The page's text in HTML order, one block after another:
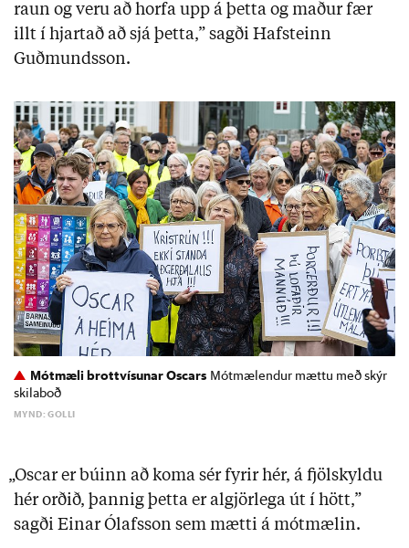
raun og veru að horfa upp á þetta og maður fær
illt í hjartað að sjá þetta,” sagði Hafsteinn
Guðmundsson.
Mótmæli brottvísunar Oscars Mótmælendur mættu með skýr
skilaboð
MYND: GOLLI
„Oscar er búinn að koma sér fyrir hér, á fjölskyldu
hér orðið, þannig þetta er algjörlega út í hött,”
sagði Einar Ólafsson sem mætti á mótmælin.